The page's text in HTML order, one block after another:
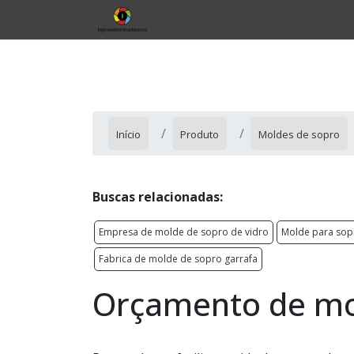
Início Produto Moldes de sopro
Buscas relacionadas:
Empresa de molde de sopro de vidro
Molde para
Fabrica de molde de sopro garrafa
Orçamento de